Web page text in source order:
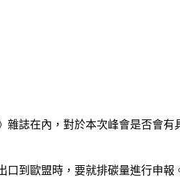
誌在內，對於本次峰會是否會
到歐盟時，要就排碳量進行申